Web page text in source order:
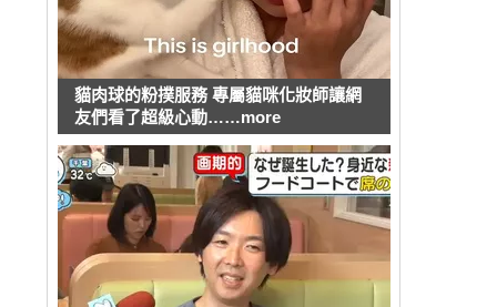
貓肉球的粉撲服務 專屬貓咪化妝師讓網
友們看了超級心動……more